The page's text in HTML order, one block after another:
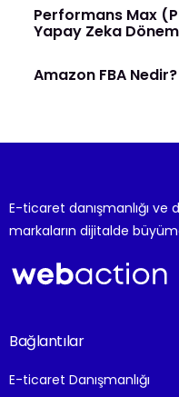
Performans Max
Yapay Zeka
Amazon FBA Nedir?
E-ticaret danışmanlığı
markaların dijitalde
Bağlantılar
E-ticaret Danışmanlığı